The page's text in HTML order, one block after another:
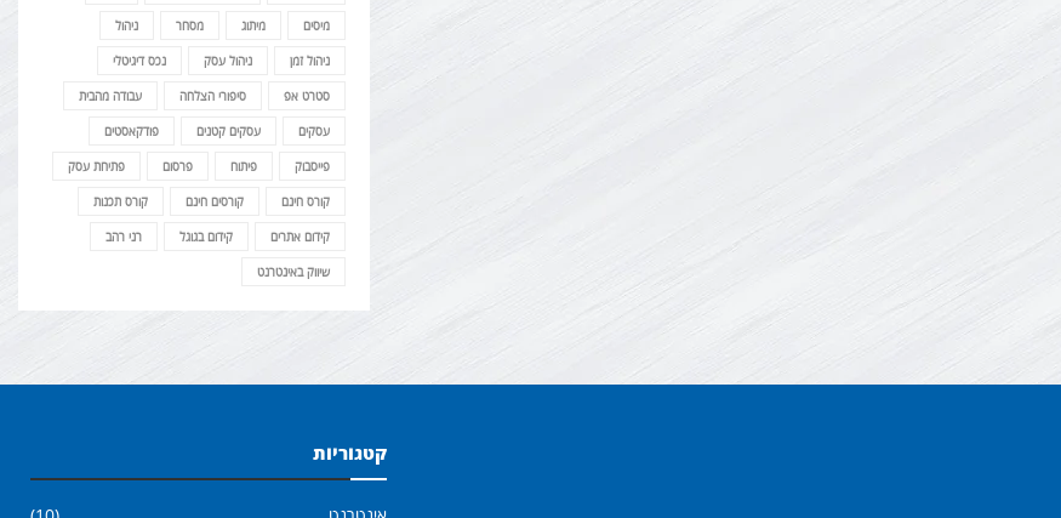
מיסים מיתוג מסחר ניהול
ניהול זמן ניהול עסק נכס דיגיטלי
סטרט אפ סיפורי הצלחה עבודה מהבית
עסקים עסקים קטנים פודקאסטים
פייסבוק פיתוח פרסום פתיחת עסק
קורס חינם קורסים חינם קורס תכנות
קידום אתרים קידום בגוגל רני רהב
שיווק באינטרנט
קטגוריות